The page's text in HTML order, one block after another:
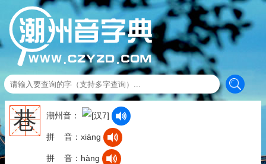
巷 潮州音：
拼 音：xiàng
拼 音：hàng